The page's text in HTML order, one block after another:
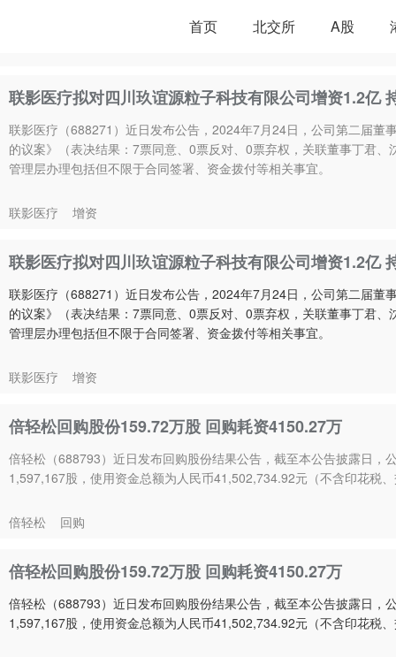
首页 北交所 A股
联影医疗拟对四川玖谊源粒子科技有限公司增资1.2亿
联影医疗（688271）近日发布公告，2024年7月24日，公司第二届
的议案》（表决结果：7票同意、0票反对、0票弃权，关联董事丁君
管理层办理包括但不限于合同签署、资金拨付等相关事宜。
联影医疗 增资
联影医疗拟对四川玖谊源粒子科技有限公司增资1.2亿
联影医疗（688271）近日发布公告，2024年7月24日，公司第二届
的议案》（表决结果：7票同意、0票反对、0票弃权，关联董事丁君
管理层办理包括但不限于合同签署、资金拨付等相关事宜。
联影医疗 增资
倍轻松回购股份159.72万股 回购耗资4150.27万
倍轻松（688793）近日发布回购股份结果公告，截至本公告披露日
1,597,167股，使用资金总额为人民币41,502,734.92元（不含印花税
倍轻松 回购
倍轻松回购股份159.72万股 回购耗资4150.27万
倍轻松（688793）近日发布回购股份结果公告，截至本公告披露日
1,597,167股，使用资金总额为人民币41,502,734.92元（不含印花税